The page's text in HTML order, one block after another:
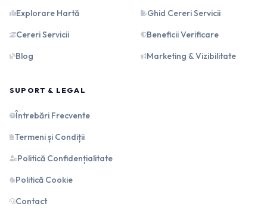
Explorare Hartă
Cereri Servicii
Blog
Ghid Cereri Servicii
Beneficii Verificare
Marketing & Vizibilitate
SUPORT & LEGAL
Întrebări Frecvente
Termeni și Condiții
Politică Confidențialitate
Politică Cookie
Contact